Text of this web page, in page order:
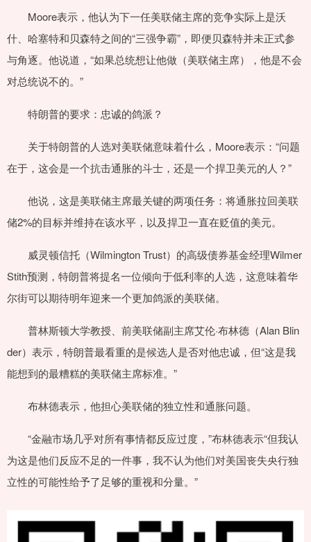
Moore表示，他认为下一任美联储主席的竞争实际上是沃
什、哈塞特和贝森特之间的“三强争霸”，即便贝森特并未正式参
与角逐。他说道，“如果总统想让他做（美联储主席），他是不会
对总统说不的。”
特朗普的要求：忠诚的鸽派？
关于特朗普的人选对美联储意味着什么，Moore表示：“问题
在于，这会是一个抗击通胀的斗士，还是一个捍卫美元的人？”
他说，这是美联储主席最关键的两项任务：将通胀拉回美联
储2%的目标并维持在该水平，以及捍卫一直在贬值的美元。
威灵顿信托（Wilmington Trust）的高级债券基金经理Wilmer
Stith预测，特朗普将提名一位倾向于低利率的人选，这意味着华
尔街可以期待明年迎来一个更加鸽派的美联储。
普林斯顿大学教授、前美联储副主席艾伦·布林德（Alan Blin
der）表示，特朗普最看重的是候选人是否对他忠诚，但“这是我
能想到的最糟糕的美联储主席标准。”
布林德表示，他担心美联储的独立性和通胀问题。
“金融市场几乎对所有事情都反应过度，”布林德表示“但我认
为这是他们反应不足的一件事，我不认为他们对美国丧失央行独
立性的可能性给予了足够的重视和分量。”